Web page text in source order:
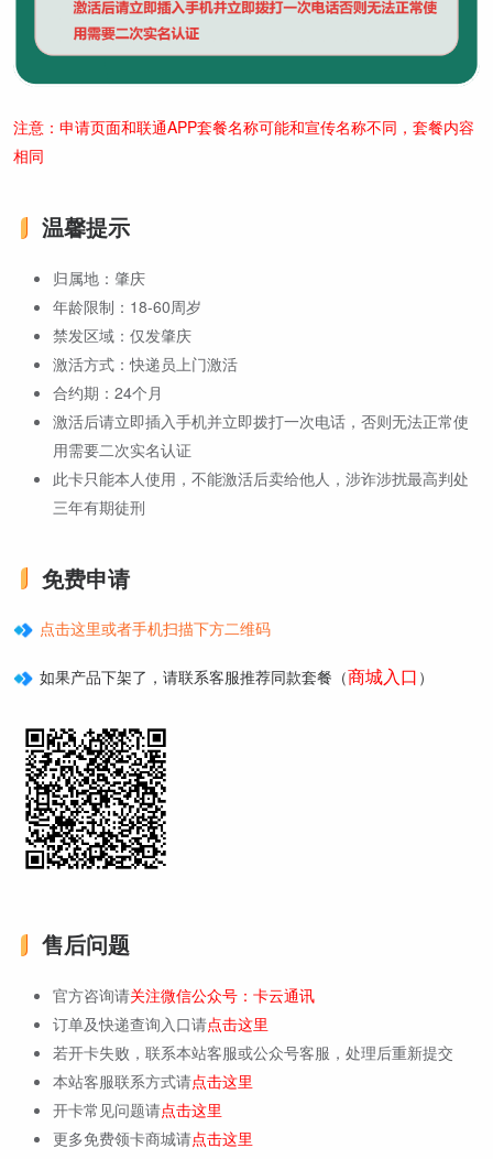
注意：申请页面和联通APP套餐名称可能和宣传名称不同，套餐内容
相同
温馨提示
归属地：肇庆
年龄限制：18-60周岁
禁发区域：仅发肇庆
激活方式：快递员上门激活
合约期：24个月
激活后请立即插入手机并立即拨打一次电话，否则无法正常使
用需要二次实名认证
此卡只能本人使用，不能激活后卖给他人，涉诈涉扰最高判处
三年有期徒刑
免费申请
点击这里或者手机扫描下方二维码
如果产品下架了，请联系客服推荐同款套餐（商城入口 ）
售后问题
官方咨询请关注微信公众号：卡云通讯
订单及快递查询入口请点击这里
若开卡失败，联系本站客服或公众号客服，处理后重新提交
本站客服联系方式请点击这里
开卡常见问题请点击这里
更多免费领卡商城请点击这里